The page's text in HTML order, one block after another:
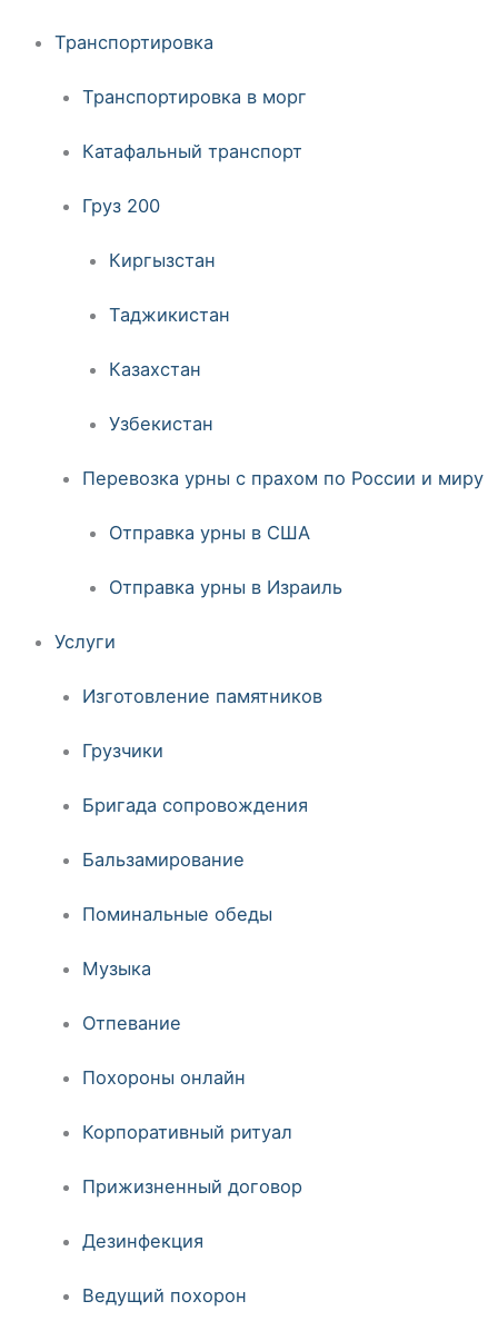
Транспортировка
Транспортировка в морг
Катафальный транспорт
Груз 200
Киргызстан
Таджикистан
Казахстан
Узбекистан
Перевозка урны с прахом по России и миру
Отправка урны в США
Отправка урны в Израиль
Услуги
Изготовление памятников
Грузчики
Бригада сопровождения
Бальзамирование
Поминальные обеды
Музыка
Отпевание
Похороны онлайн
Корпоративный ритуал
Прижизненный договор
Дезинфекция
Ведущий похорон